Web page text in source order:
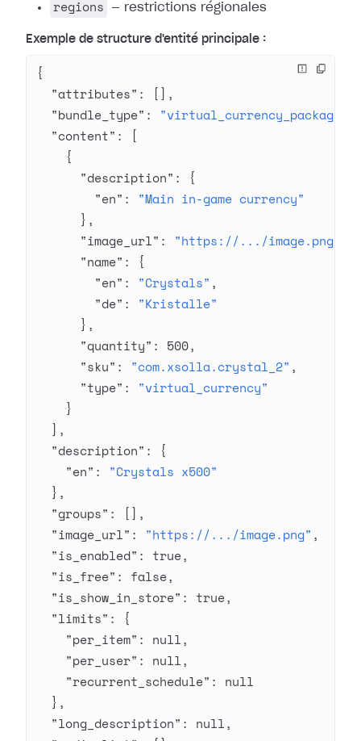
regions — restrictions régionales
Exemple de structure d'entité principale :
{
  "attributes"
: [],
  "bundle_type"
: "virtual_currency_package"
  "content"
: [
    {
      "description"
: {
        "en"
: "Main in-game currency"
      },
      "image_url"
: "https://.../image.png"
      "name"
: {
        "en"
: "Crystals" ,
        "de"
: "Kristalle"
      },
      "quantity"
: 500,
      "sku"
: "com.xsolla.crystal_2" ,
      "type"
: "virtual_currency"
    }
  ],
  "description"
: {
    "en"
: "Crystals x500"
  },
  "groups"
: [],
  "image_url"
: "https://.../image.png" ,
  "is_enabled"
: true,
  "is_free"
: false,
  "is_show_in_store"
: true,
  "limits"
: {
    "per_item"
: null,
    "per_user"
: null,
    "recurrent_schedule"
: null
  },
  "long_description"
: null,